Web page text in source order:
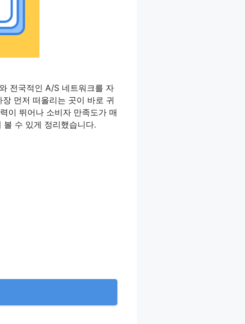
전국적인 A/S 네트워크를 자
먼저 떠올리는 곳이 바로 귀
이 뛰어나 소비자 만족도가 매
수 있게 정리했습니다.